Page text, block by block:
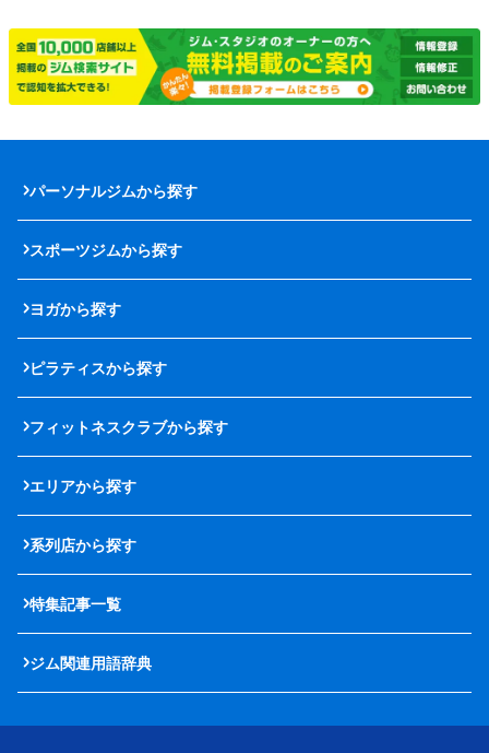
パーソナルジムから探す
スポーツジムから探す
ヨガから探す
ピラティスから探す
フィットネスクラブから探す
エリアから探す
系列店から探す
特集記事一覧
ジム関連用語辞典